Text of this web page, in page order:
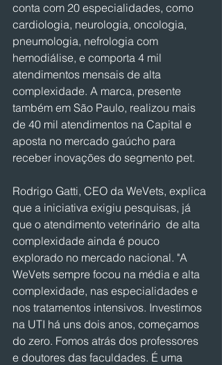
conta com 20 especialidades, como
cardiologia, neurologia, oncologia,
pneumologia, nefrologia com
hemodiálise, e comporta 4 mil
atendimentos mensais de alta
complexidade. A marca, presente
também em São Paulo, realizou mais
de 40 mil atendimentos na Capital e
aposta no mercado gaúcho para
receber inovações do segmento pet.
Rodrigo Gatti, CEO da WeVets, explica
que a iniciativa exigiu pesquisas, já
que o atendimento veterinário  de alta
complexidade ainda é pouco
explorado no mercado nacional. "A
WeVets sempre focou na média e alta
complexidade, nas especialidades e
nos tratamentos intensivos. Investimos
na UTI há uns dois anos, começamos
do zero. Fomos atrás dos professores
e doutores das faculdades. É uma